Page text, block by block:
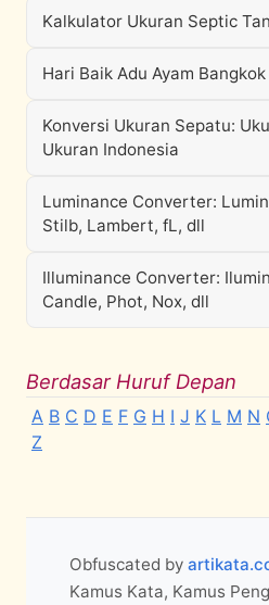
Kalkulator Ukuran Septic
Hari Baik Adu Ayam
Konversi Ukuran Sepatu:
Ukuran Indonesia
Luminance Converter:
Stilb, Lambert, fL, dll
Illuminance Converter:
Candle, Phot, Nox, dll
Berdasar Huruf Depan
A B C D E F G H I J K L M N
Z
Obfuscated by
Kamus Kata, Kamus